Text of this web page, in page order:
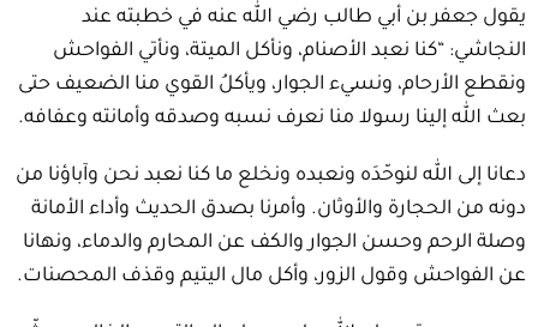
يقول جعفر بن أبي طالب رضي الله عنه في خطبته عند
النجاشي: “كنا نعبد الأصنام، ونأكل الميتة، ونأتي الفواحش
ونقطع الأرحام، ونسيء الجوار، ويأكلُ القوي منا الضعيف حتى
بعث الله إلينا رسولا منا نعرف نسبه وصدقه وأمانته وعفافه.
دعانا إلى الله لنوحّدَه ونعبده ونخلع ما كنا نعبد نحن وآباؤنا من
دونه من الحجارة والأوثان. وأمرنا بصدق الحديث وأداء الأمانة
وصلة الرحم وحسن الجوار والكف عن المحارم والدماء، ونهانا
عن الفواحش وقول الزور، وأكل مال اليتيم وقذف المحصنات.